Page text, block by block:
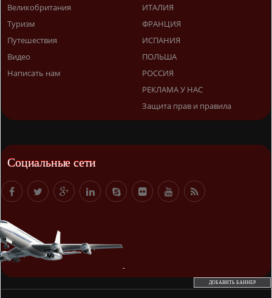
Великобритания
Туризм
Путешествия
Видео
Написать нам
ИТАЛИЯ
ФРАНЦИЯ
ИСПАНИЯ
ПОЛЬША
РОССИЯ
РЕКЛАМА У НАС
Защита прав и правила
Социальные сети
ДОБАВИТЬ БАННЕР